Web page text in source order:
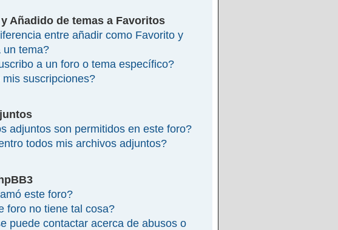
Añadido de temas a Favoritos
entre añadir como Favorito y
un tema?
a un foro o tema específico?
suscripciones?
adjuntos son permitidos en este foro?
todos mis archivos adjuntos?
este foro?
foro no tiene tal cosa?
puede contactar acerca de abusos o